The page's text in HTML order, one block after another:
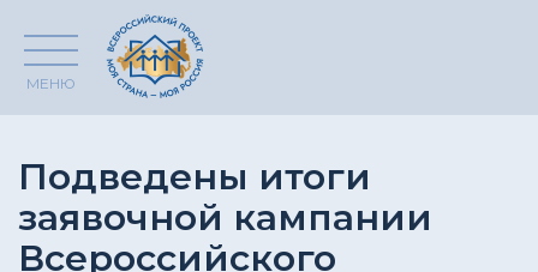
МЕНЮ
Подведены итоги
заявочной кампании
Всероссийского